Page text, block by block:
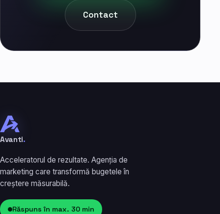
Contact
Avanti.
Acceleratorul de rezultate. Agenția de
marketing care transformă bugetele în
creștere măsurabilă.
Răspuns în max. 30 min